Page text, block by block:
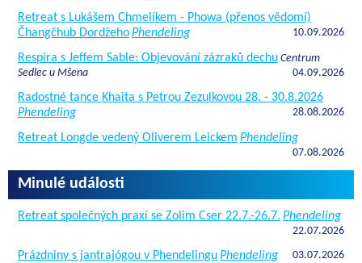
Retreat s Lukášem Chmelíkem - Phowa (přenos vědomí)
Čhangčhub DordžehoPhendeling 10.09.2026
Respira s Jeffem Sable: Objevování zázraků dechu Centrum
Sedlec u Mšena
04.09.2026
Radostné tance Khaita s Petrou Zezulkovou 28. - 30.8.2026
Phendeling
28.08.2026
Retreat Longde vedený Oliverem Leickem Phendeling
07.08.2026
Minulé události
Retreat společných praxí se Zolim Cser 22.7.-26.7. Phendeling
22.07.2026
Prázdniny s jantrajógou v PhendelinguPhendeling 03.07.2026